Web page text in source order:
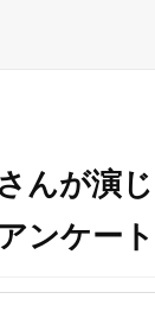
んが演
ンケート